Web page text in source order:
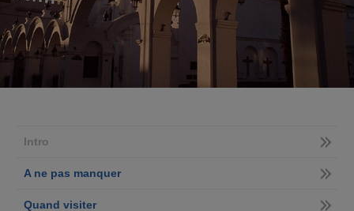
Intro
A ne pas manquer
Quand visiter